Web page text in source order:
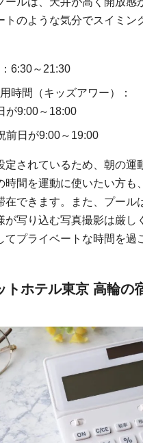
トのような気分でスイミン
6:30～21:30
時間（キッズアワー）：
が9:00～18:00
前日が9:00～19:00
定されているため、朝の運
時間を運動に使いたい方も
在できます。また、プール
が写り込む写真撮影は厳し
てプライベートな時間を過
トホテル東京 高輪の